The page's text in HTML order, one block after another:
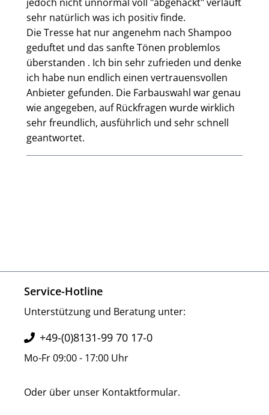
sehr natürlich was ich positiv finde.
Die Tresse hat nur angenehm nach Shampoo
geduftet und das sanfte Tönen problemlos
überstanden . Ich bin sehr zufrieden und denke
ich habe nun endlich einen vertrauensvollen
Anbieter gefunden. Die Farbauswahl war genau
wie angegeben, auf Rückfragen wurde wirklich
sehr freundlich, ausführlich und sehr schnell
geantwortet.
Service-Hotline
Unterstützung und Beratung unter:
+49-(0)8131-99 70 17-0
Mo-Fr 09:00 - 17:00 Uhr
Oder über unser Kontaktformular.